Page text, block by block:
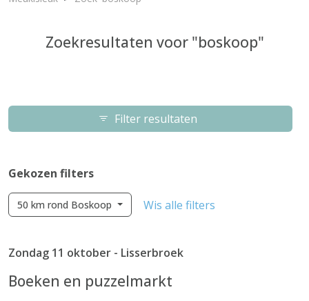
Zoekresultaten voor "boskoop"
Filter resultaten
Gekozen filters
50 km rond Boskoop Wis alle filters
Zondag 11 oktober - Lisserbroek
Boeken en puzzelmarkt